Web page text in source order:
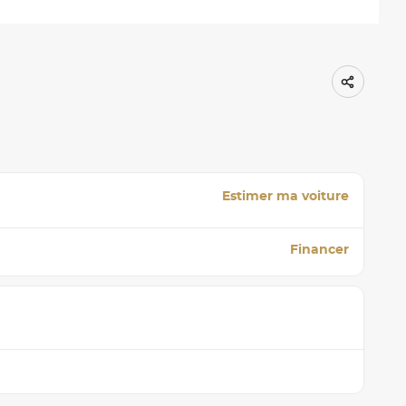
Estimer ma voiture
Financer